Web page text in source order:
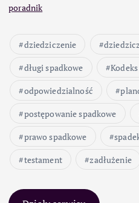
poradnik
dziedziczenie
długi spadkowe
odpowiedzialność
postępowanie spadkowe
prawo spadkowe
testament
zadłużenie